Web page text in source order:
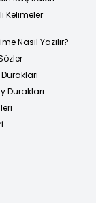
Kelimeler
Nasıl Yazılır?
Durakları